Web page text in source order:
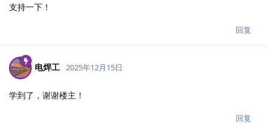
支持一下！
回复
电焊工 2025年12月15日
学到了，谢谢楼主！
回复